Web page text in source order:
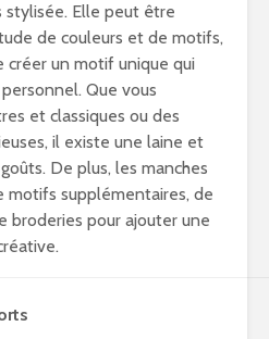
stylisée. Elle peut être
de couleurs et de motifs,
un motif unique qui
personnel. Que vous
et classiques ou des
il existe une laine et
De plus, les manches
supplémentaires, de
broderies pour ajouter une